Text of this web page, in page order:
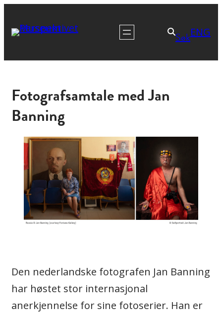
SøkENG
Fotografsamtale med Jan
Banning
Den nederlandske fotografen Jan Banning
har høstet stor internasjonal
anerkjennelse for sine fotoserier. Han er